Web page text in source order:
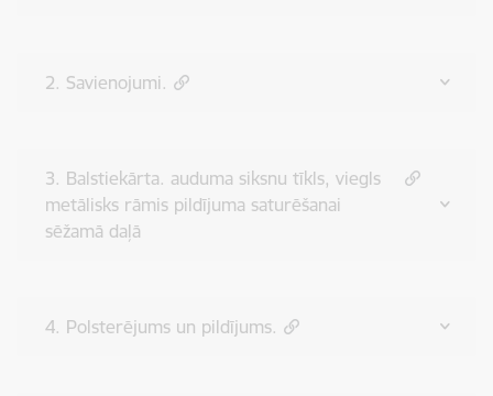
2. Savienojumi.
3. Balstiekārta. auduma siksnu tīkls, viegls
metālisks rāmis pildījuma saturēšanai
sēžamā daļā
4. Polsterējums un pildījums.